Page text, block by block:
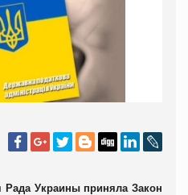
Рада Украины приняла Закон